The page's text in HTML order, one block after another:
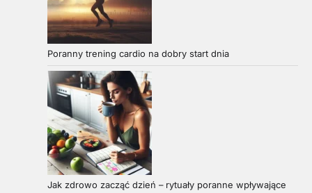
Poranny trening cardio na dobry start dnia
Jak zdrowo zacząć dzień – rytuały poranne wpływające